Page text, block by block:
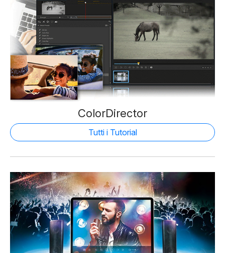
ColorDirector
Tutti i Tutorial